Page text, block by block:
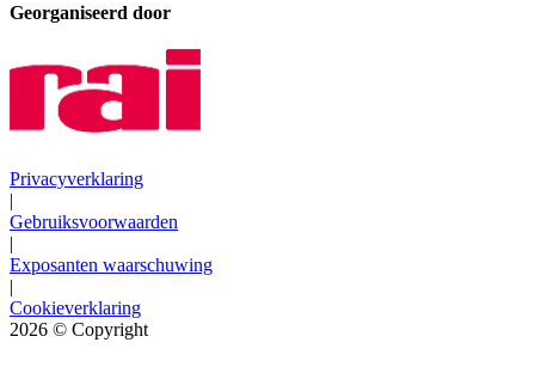
Georganiseerd door
Privacyverklaring
|
Gebruiksvoorwaarden
|
Exposanten waarschuwing
|
Cookieverklaring
2026 © Copyright